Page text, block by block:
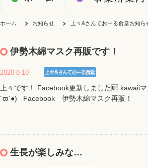
ホーム お知らせ 上々&さんておーる食堂お知ら
伊勢木綿マスク再販です！
2020-8-10
上々です！ Facebook更新しました🆙 kawaii
´ϖ`●) Facebook 伊勢木綿マスク再販！
生長が楽しみな…